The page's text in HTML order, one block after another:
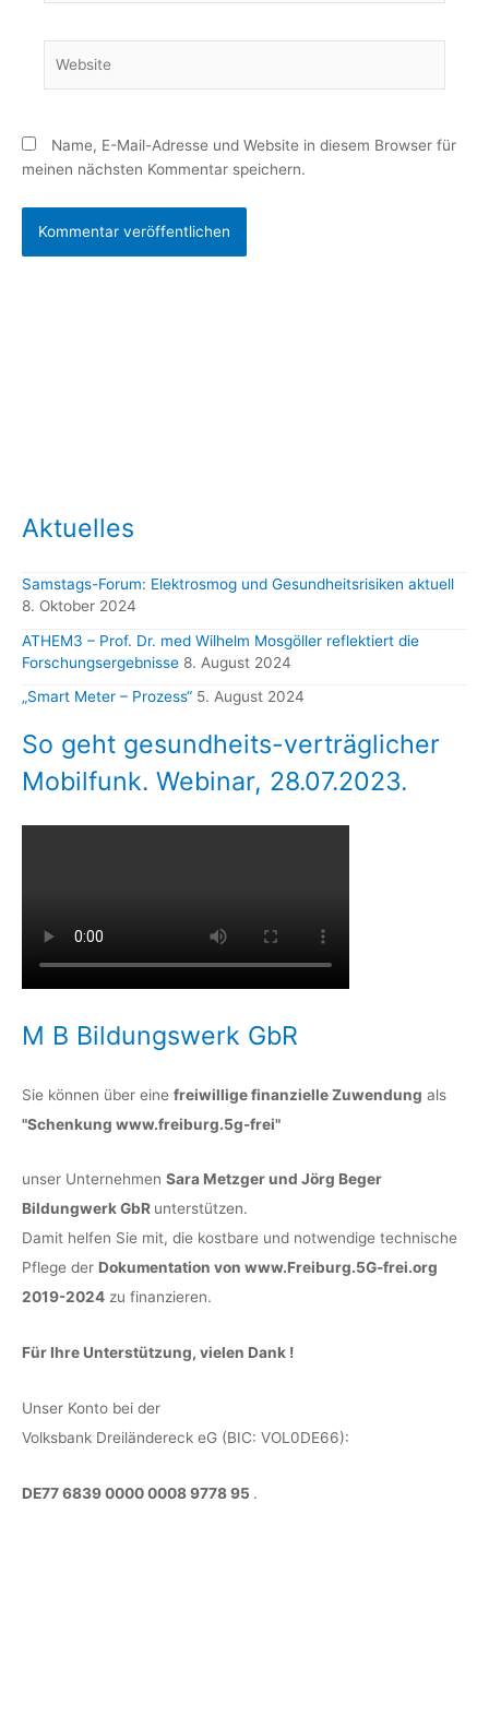
Name, E-Mail-Adresse und Website in diesem Browser für
meinen nächsten Kommentar speichern.
Aktuelles
Samstags-Forum: Elektrosmog und Gesundheitsrisiken aktuell
8. Oktober 2024
ATHEM3 – Prof. Dr. med Wilhelm Mosgöller reflektiert die
Forschungsergebnisse 8. August 2024
„Smart Meter – Prozess“ 5. August 2024
So geht gesundheits-verträglicher
Mobilfunk. Webinar, 28.07.2023.
M B Bildungswerk GbR
Sie können über eine freiwillige finanzielle Zuwendung als
"Schenkung www.freiburg.5g-frei"
unser Unternehmen Sara Metzger und Jörg Beger
Bildungwerk GbR unterstützen.
Damit helfen Sie mit, die kostbare und notwendige technische
Pflege der Dokumentation von www.Freiburg.5G-frei.org
2019-2024 zu finanzieren.
Für Ihre Unterstützung, vielen Dank !
Unser Konto bei der
Volksbank Dreiländereck eG (BIC: VOL0DE66):
DE77 6839 0000 0008 9778 95 .